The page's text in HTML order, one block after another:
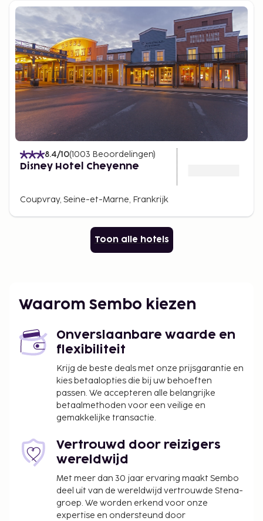
8.4/10(1003 Beoordelingen)
Disney Hotel Cheyenne
Coupvray, Seine-et-Marne, Frankrijk
Toon alle hotels
Waarom Sembo kiezen
Onverslaanbare waarde en
flexibiliteit
Krijg de beste deals met onze prijsgarantie en
kies betaalopties die bij uw behoeften
passen. We accepteren alle belangrijke
betaalmethoden voor een veilige en
gemakkelijke transactie.
Vertrouwd door reizigers
wereldwijd
Met meer dan 30 jaar ervaring maakt Sembo
deel uit van de wereldwijd vertrouwde Stena-
groep. We worden erkend voor onze
expertise en ondersteund door